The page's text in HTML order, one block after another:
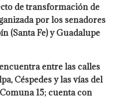
de transformación de
por los senadores
(Santa Fe) y Guadalupe
entre las calles
Céspedes y las vías del
15; cuenta con